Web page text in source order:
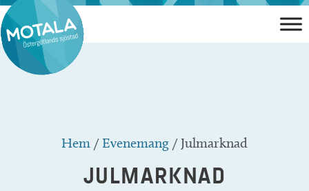
Hoppa
till
innehåll
Hem /Evenemang /Julmarknad
JULMARKNAD